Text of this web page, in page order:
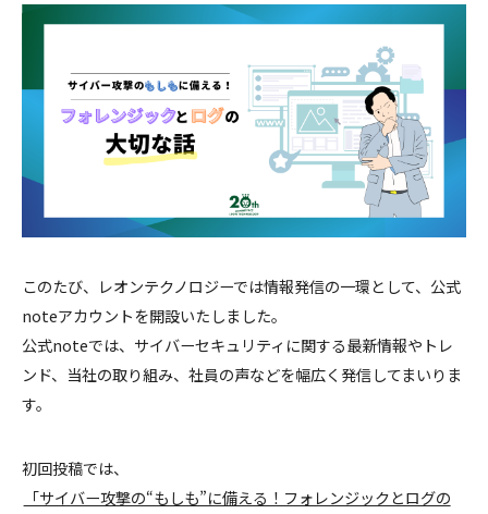
このたび、レオンテクノロジーでは情報発信の一環として、公式
noteアカウントを開設いたしました。
公式noteでは、サイバーセキュリティに関する最新情報やトレ
ンド、当社の取り組み、社員の声などを幅広く発信してまいりま
す。
初回投稿では、
「サイバー攻撃の“もしも”に備える！フォレンジックとログの